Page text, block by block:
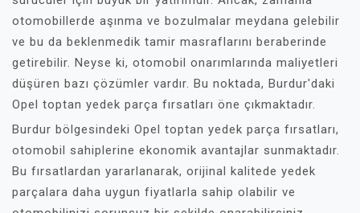
otomobillerde aşınma ve bozulmalar meydana gelebilir
ve bu da beklenmedik tamir masraflarını beraberinde
getirebilir. Neyse ki, otomobil onarımlarında maliyetleri
düşüren bazı çözümler vardır. Bu noktada, Burdur'daki
Opel toptan yedek parça fırsatları öne çıkmaktadır.
Burdur bölgesindeki Opel toptan yedek parça fırsatları,
otomobil sahiplerine ekonomik avantajlar sunmaktadır.
Bu fırsatlardan yararlanarak, orijinal kalitede yedek
parçalara daha uygun fiyatlarla sahip olabilir ve